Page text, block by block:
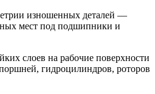
изношенных деталей —
мест под подшипники и
слоев на рабочие поверхности
гидроцилиндров, роторов